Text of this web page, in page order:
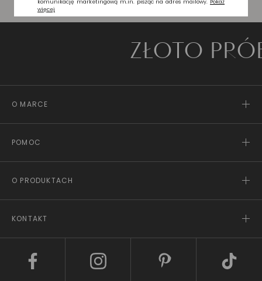
ZŁOTO
O MARCE
POMOC
O PRODUKTACH
KONTAKT